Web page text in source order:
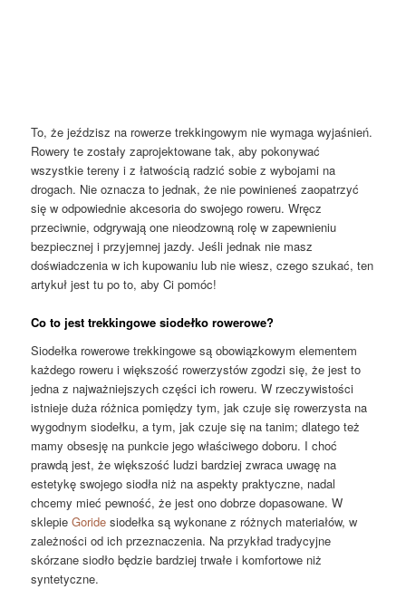
To, że jeździsz na rowerze trekkingowym nie wymaga wyjaśnień.
Rowery te zostały zaprojektowane tak, aby pokonywać
wszystkie tereny i z łatwością radzić sobie z wybojami na
drogach. Nie oznacza to jednak, że nie powinieneś zaopatrzyć
się w odpowiednie akcesoria do swojego roweru. Wręcz
przeciwnie, odgrywają one nieodzowną rolę w zapewnieniu
bezpiecznej i przyjemnej jazdy. Jeśli jednak nie masz
doświadczenia w ich kupowaniu lub nie wiesz, czego szukać, ten
artykuł jest tu po to, aby Ci pomóc!
Co to jest trekkingowe siodełko rowerowe?
Siodełka rowerowe trekkingowe są obowiązkowym elementem
każdego roweru i większość rowerzystów zgodzi się, że jest to
jedna z najważniejszych części ich roweru. W rzeczywistości
istnieje duża różnica pomiędzy tym, jak czuje się rowerzysta na
wygodnym siodełku, a tym, jak czuje się na tanim; dlatego też
mamy obsesję na punkcie jego właściwego doboru. I choć
prawdą jest, że większość ludzi bardziej zwraca uwagę na
estetykę swojego siodła niż na aspekty praktyczne, nadal
chcemy mieć pewność, że jest ono dobrze dopasowane. W
sklepieGoride siodełka są wykonane z różnych materiałów, w
zależności od ich przeznaczenia. Na przykład tradycyjne
skórzane siodło będzie bardziej trwałe i komfortowe niż
syntetyczne.